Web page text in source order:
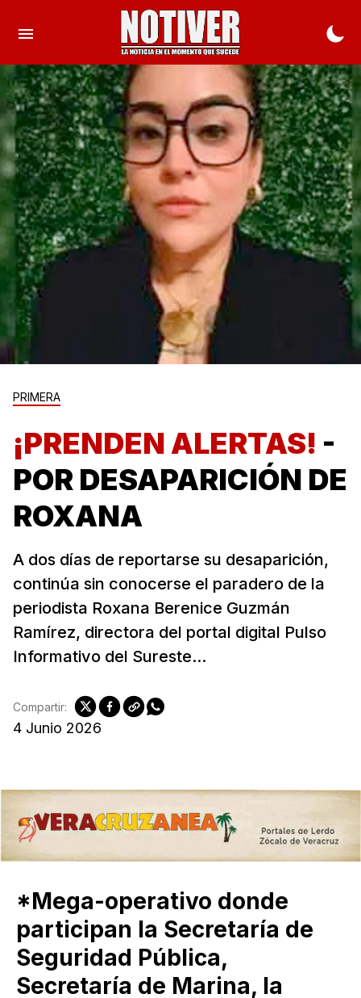
PRIMERA
¡PRENDEN ALERTAS! -
POR DESAPARICIÓN DE
ROXANA
A dos días de reportarse su desaparición,
continúa sin conocerse el paradero de la
periodista Roxana Berenice Guzmán
Ramírez, directora del portal digital Pulso
Informativo del Sureste...
4 Junio 2026
Compartir:
*Mega-operativo donde
participan la Secretaría de
Seguridad Pública,
Secretaría de Marina, la